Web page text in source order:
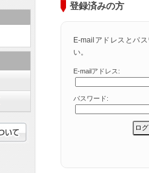
登録済みの方
E-mailアドレスとパ
い。
E-mailアドレス:
パスワード: